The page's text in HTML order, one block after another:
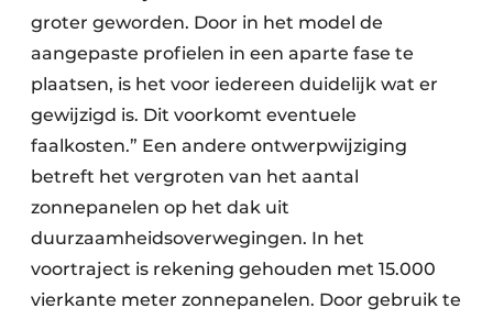
groter geworden. Door in het model de
aangepaste profielen in een aparte fase te
plaatsen, is het voor iedereen duidelijk wat er
gewijzigd is. Dit voorkomt eventuele
faalkosten.” Een andere ontwerpwijziging
betreft het vergroten van het aantal
zonnepanelen op het dak uit
duurzaamheidsoverwegingen. In het
voortraject is rekening gehouden met 15.000
vierkante meter zonnepanelen. Door gebruik te